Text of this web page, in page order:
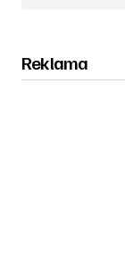
Reklama